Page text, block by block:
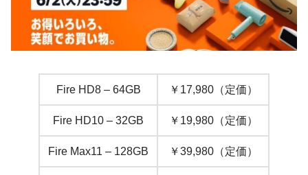
Fire HD8 – 64GB ￥17,980（定価）
Fire HD10 – 32GB ￥19,980（定価）
Fire Max11 – 128GB ￥39,980（定価）